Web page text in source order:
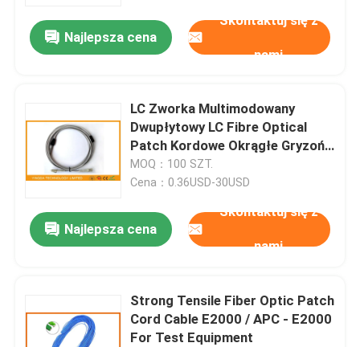
Produkty
Najlepsza cena
Skontaktuj się z
nami
LC Zworka Multimodowany
Dwupłytowy LC Fibre Optical
Patch Kordowe Okrągłe Gryzoń
Anti
MOQ：100 SZT.
Cena：0.36USD-30USD
Najlepsza cena
Skontaktuj się z
nami
Strong Tensile Fiber Optic Patch
Cord Cable E2000 / APC - E2000
For Test Equipment